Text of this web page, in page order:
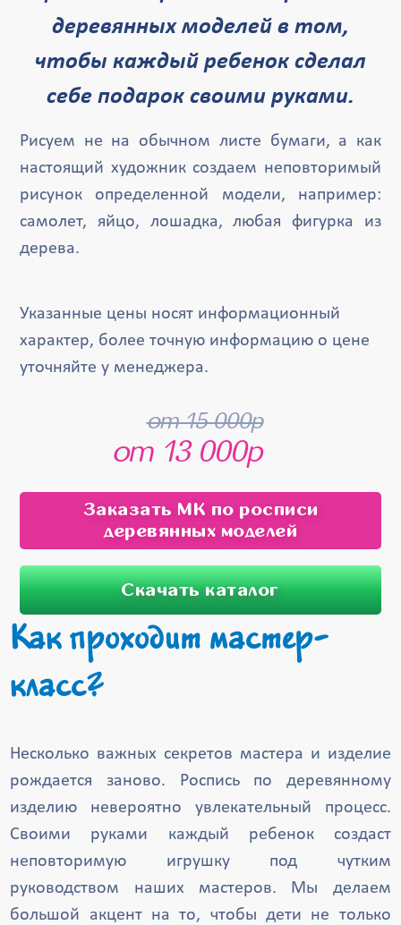
деревянных моделей в том,
чтобы каждый ребенок сделал
себе подарок своими руками.
Рисуем не на обычном листе бумаги, а как
настоящий художник создаем неповторимый
рисунок определенной модели, например:
самолет, яйцо, лошадка, любая фигурка из
дерева.
Указанные цены носят информационный
характер, более точную информацию о цене
уточняйте у менеджера.
от 15 000р
от 13 000р
Заказать МК по росписи
деревянных моделей
Скачать каталог
Как проходит мастер-
класс?
Несколько важных секретов мастера и изделие
рождается заново. Роспись по деревянному
изделию невероятно увлекательный процесс.
Своими руками каждый ребенок создаст
неповторимую игрушку под чутким
руководством наших мастеров. Мы делаем
большой акцент на то, чтобы дети не только